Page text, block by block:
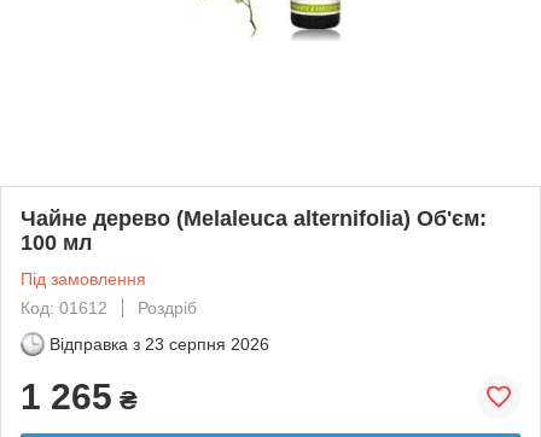
Чайне дерево (Melaleuca alternifolia) Об'єм:
100 мл
Під замовлення
Код: 01612
Роздріб
Відправка з 23 серпня 2026
1 265 ₴